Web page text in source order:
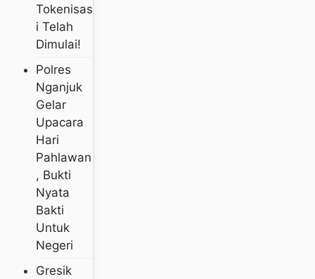
Tokenisas
I Telah
Dimulai!
Polres
Nganjuk
Gelar
Upacara
Hari
Pahlawan
, Bukti
Nyata
Bakti
Untuk
Negeri
Gresik